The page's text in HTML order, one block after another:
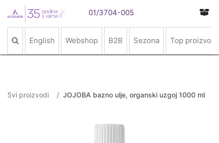
01/3704-005
English Webshop B2B Sezona Top proizvodi
Svi proizvodi JOJOBA bazno ulje, organski uzgoj 1000 ml